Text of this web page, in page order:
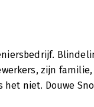
zijn
het niet. Douwe